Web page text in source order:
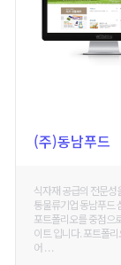
(주)동남푸드
식자재 공급의 전문성
통물류기업 동남푸드
포트폴리오를 중점으
이트 입니다. 포트폴
어 . . .